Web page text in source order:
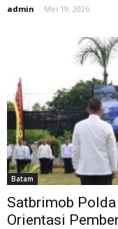
admin - Mei 19, 2026
Batam
Satbrimob
Orientasi